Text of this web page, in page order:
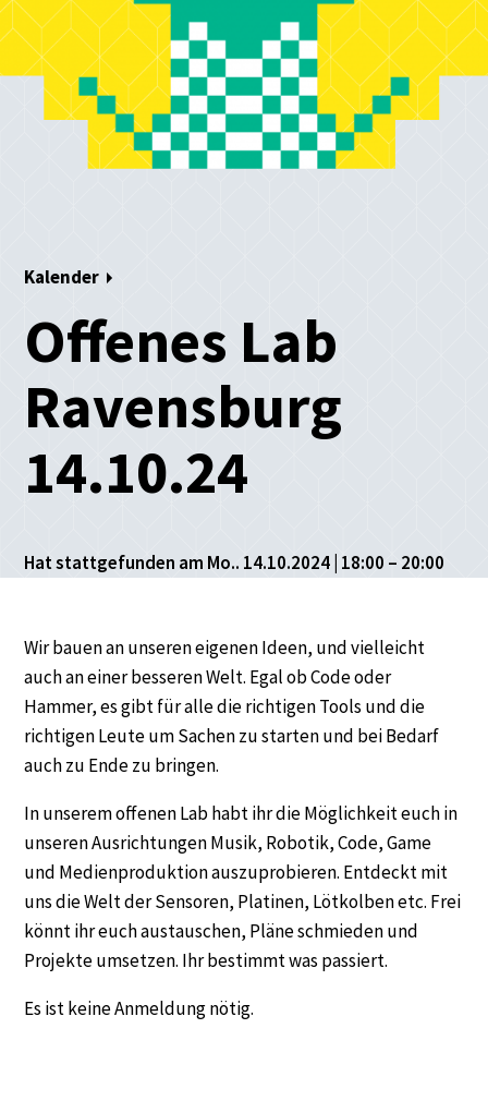
Kalender
Offenes Lab
Ravensburg
14.10.24
Hat stattgefunden am Mo.. 14.10.2024 | 18:00 – 20:00
Wir bauen an unseren eigenen Ideen, und vielleicht
auch an einer besseren Welt. Egal ob Code oder
Hammer, es gibt für alle die richtigen Tools und die
richtigen Leute um Sachen zu starten und bei Bedarf
auch zu Ende zu bringen.
In unserem offenen Lab habt ihr die Möglichkeit euch in
unseren Ausrichtungen Musik, Robotik, Code, Game
und Medienproduktion auszuprobieren. Entdeckt mit
uns die Welt der Sensoren, Platinen, Lötkolben etc. Frei
könnt ihr euch austauschen, Pläne schmieden und
Projekte umsetzen. Ihr bestimmt was passiert.
Es ist keine Anmeldung nötig.